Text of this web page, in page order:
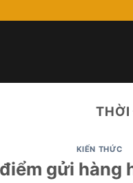
THỜI
KIẾN THỨC
gửi hàng